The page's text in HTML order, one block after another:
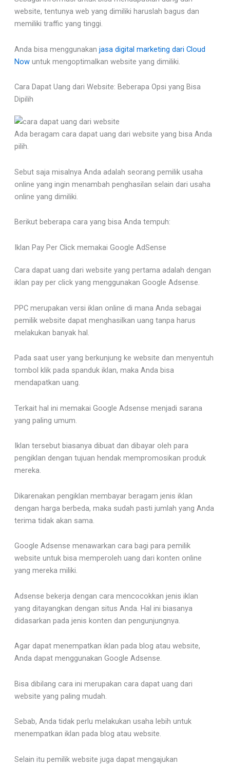
website, tentunya web yang dimiliki haruslah bagus dan
memiliki traffic yang tinggi.
Anda bisa menggunakan jasa digital marketing dari Cloud
Now untuk mengoptimalkan website yang dimiliki.
Cara Dapat Uang dari Website: Beberapa Opsi yang Bisa
Dipilih
Ada beragam cara dapat uang dari website yang bisa Anda
pilih.
Sebut saja misalnya Anda adalah seorang pemilik usaha
online yang ingin menambah penghasilan selain dari usaha
online yang dimiliki.
Berikut beberapa cara yang bisa Anda tempuh:
Iklan Pay Per Click memakai Google AdSense
Cara dapat uang dari website yang pertama adalah dengan
iklan pay per click yang menggunakan Google Adsense.
PPC merupakan versi iklan online di mana Anda sebagai
pemilik website dapat menghasilkan uang tanpa harus
melakukan banyak hal.
Pada saat user yang berkunjung ke website dan menyentuh
tombol klik pada spanduk iklan, maka Anda bisa
mendapatkan uang.
Terkait hal ini memakai Google Adsense menjadi sarana
yang paling umum.
Iklan tersebut biasanya dibuat dan dibayar oleh para
pengiklan dengan tujuan hendak mempromosikan produk
mereka.
Dikarenakan pengiklan membayar beragam jenis iklan
dengan harga berbeda, maka sudah pasti jumlah yang Anda
terima tidak akan sama.
Google Adsense menawarkan cara bagi para pemilik
website untuk bisa memperoleh uang dari konten online
yang mereka miliki.
Adsense bekerja dengan cara mencocokkan jenis iklan
yang ditayangkan dengan situs Anda. Hal ini biasanya
didasarkan pada jenis konten dan pengunjungnya.
Agar dapat menempatkan iklan pada blog atau website,
Anda dapat menggunakan Google Adsense.
Bisa dibilang cara ini merupakan cara dapat uang dari
website yang paling mudah.
Sebab, Anda tidak perlu melakukan usaha lebih untuk
menempatkan iklan pada blog atau website.
Selain itu pemilik website juga dapat mengajukan